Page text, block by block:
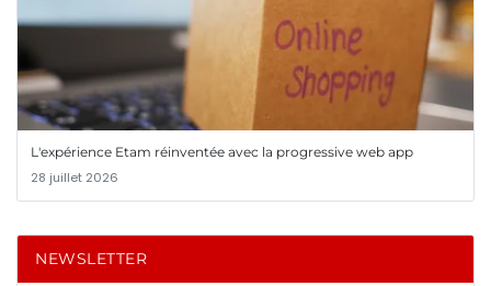
L'expérience Etam réinventée avec la progressive web app
28 juillet 2026
NEWSLETTER